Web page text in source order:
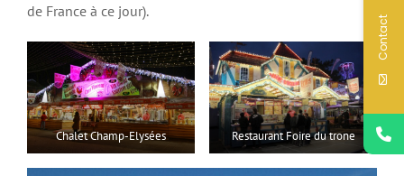
de France à ce jour).
Chalet Champ-Elysées Restaurant Foire du trone
Contact